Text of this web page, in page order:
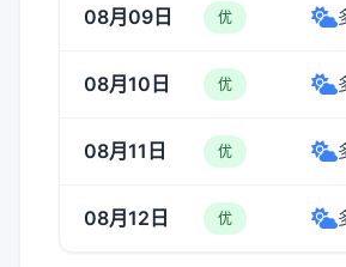
08月09日 优
08月10日 优
08月11日 优
08月12日 优